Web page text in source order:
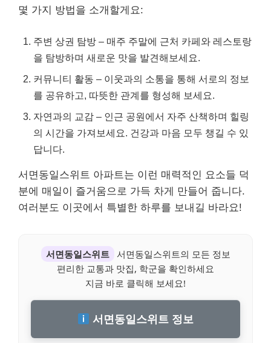
몇 가지 방법을 소개할게요:
주변 상권 탐방 – 매주 주말에 근처 카페와 레스토랑
을 탐방하며 새로운 맛을 발견해보세요.
커뮤니티 활동 – 이웃과의 소통을 통해 서로의 정보
를 공유하고, 따뜻한 관계를 형성해 보세요.
자연과의 교감 – 인근 공원에서 자주 산책하며 힐링
의 시간을 가져보세요. 건강과 마음 모두 챙길 수 있
답니다.
서면동일스위트 아파트는 이런 매력적인 요소들 덕
분에 매일이 즐거움으로 가득 차게 만들어 줍니다.
여러분도 이곳에서 특별한 하루를 보내길 바라요!
서면동일스위트
서면동일스위트의 모든 정보
편리한 교통과 맛집, 학군을 확인하세요
지금 바로 클릭해 보세요!
서면동일스위트 정보